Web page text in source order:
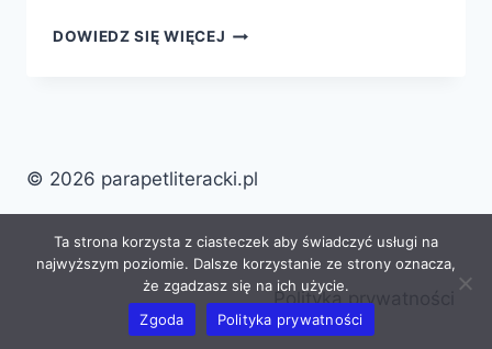
DOWIEDZ SIĘ WIĘCEJ EPOKI
© 2026 parapetliteracki.pl
Polityka prywatności
Ta strona korzysta z ciasteczek aby świadczyć usługi na
najwyższym poziomie. Dalsze korzystanie ze strony oznacza,
że zgadzasz się na ich użycie.
Zgoda
Polityka prywatności